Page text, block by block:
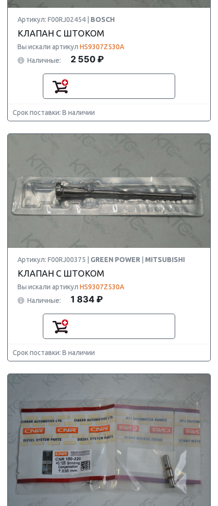
Артикул: F00RJ02454 | BOSCH
КЛАПАН С ШТОКОМ
Вы искали артикул HS9307Z530A
Наличные:
2 550 ₽
Срок поставки: В наличии
Артикул: F00RJ00375 | GREEN POWER MITSUBISHI
КЛАПАН С ШТОКОМ
Вы искали артикул HS9307Z530A
Наличные:
1 834 ₽
Срок поставки: В наличии